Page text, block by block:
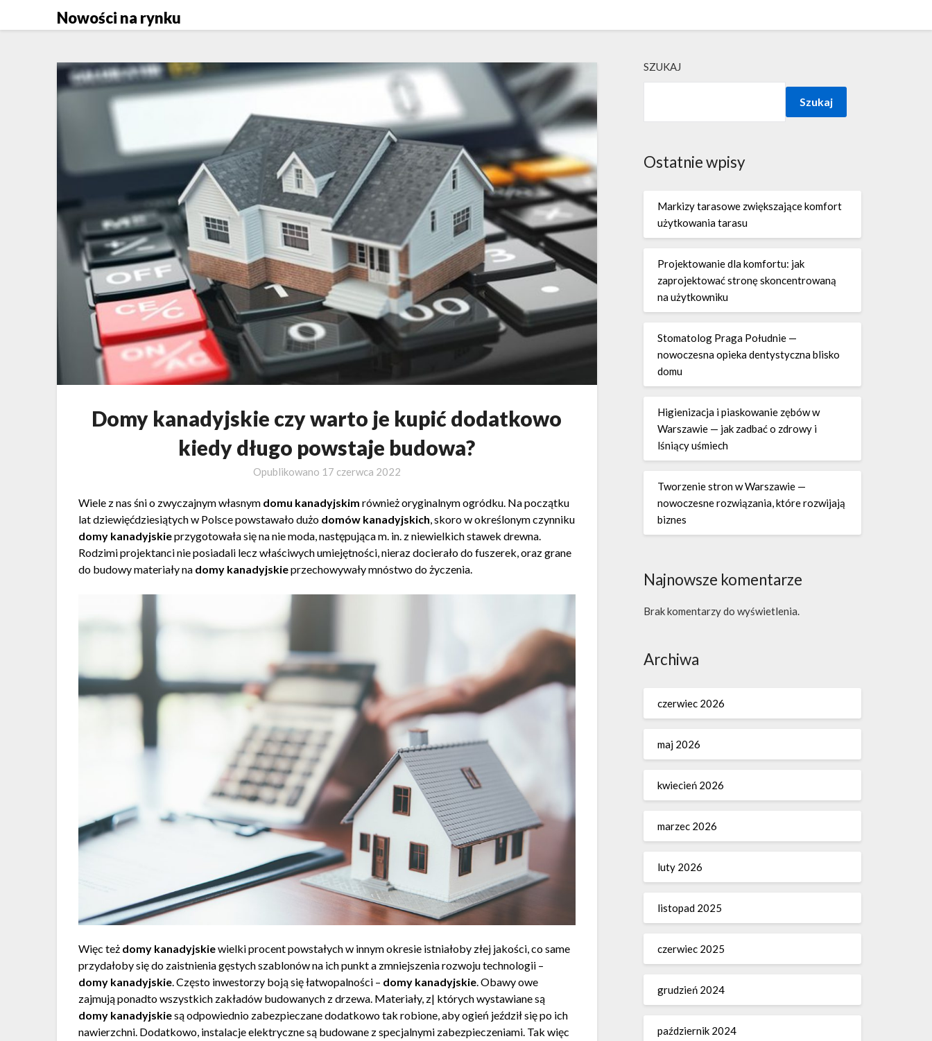
Nowości na rynku
Domy kanadyjskie czy warto je kupić dodatkowo
kiedy długo powstaje budowa?
Opublikowano 17 czerwca 2022
Wiele z nas śni o zwyczajnym własnym domu kanadyjskim również oryginalnym ogródku. Na początku
lat dziewięćdziesiątych w Polsce powstawało dużo domów kanadyjskich , skoro w określonym czynniku
domy kanadyjskieprzygotowała się na nie moda, następująca m. in. z niewielkich stawek drewna.
Rodzimi projektanci nie posiadali lecz właściwych umiejętności, nieraz docierało do fuszerek, oraz grane
do budowy materiały na domy kanadyjskieprzechowywały mnóstwo do życzenia.
Więc też domy kanadyjskiewielki procent powstałych w innym okresie istniałoby złej jakości, co same
przydałoby się do zaistnienia gęstych szablonów na ich punkt a zmniejszenia rozwoju technologii –
domy kanadyjskie. Często inwestorzy boją się łatwopalności – domy kanadyjskie. Obawy owe
zajmują ponadto wszystkich zakładów budowanych z drzewa. Materiały, z| których wystawiane są
domy kanadyjskiesą odpowiednio zabezpieczane dodatkowo tak robione, aby ogień jeździł się po ich
nawierzchni. Dodatkowo, instalacje elektryczne są budowane z specjalnymi zabezpieczeniami. Tak więc
SZUKAJ
Szukaj
Ostatnie wpisy
Markizy tarasowe zwiększające komfort
użytkowania tarasu
Projektowanie dla komfortu: jak
zaprojektować stronę skoncentrowaną
na użytkowniku
Stomatolog Praga Południe —
nowoczesna opieka dentystyczna blisko
domu
Higienizacja i piaskowanie zębów w
Warszawie — jak zadbać o zdrowy i
lśniący uśmiech
Tworzenie stron w Warszawie —
nowoczesne rozwiązania, które rozwijają
biznes
Najnowsze komentarze
Brak komentarzy do wyświetlenia.
Archiwa
czerwiec 2026
maj 2026
kwiecień 2026
marzec 2026
luty 2026
listopad 2025
czerwiec 2025
grudzień 2024
październik 2024